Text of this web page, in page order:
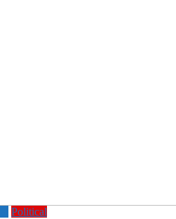
Political